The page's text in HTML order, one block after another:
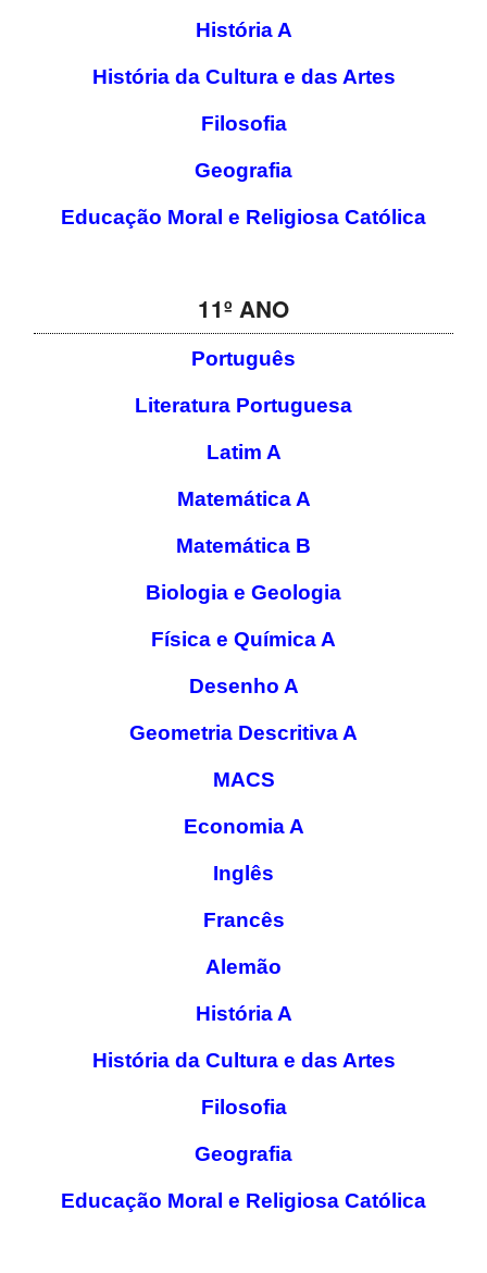
História A
História da Cultura e das Artes
Filosofia
Geografia
Educação Moral e Religiosa Católica
11º ANO
Português
Literatura Portuguesa
Latim A
Matemática A
Matemática B
Biologia e Geologia
Física e Química A
Desenho A
Geometria Descritiva A
MACS
Economia A
Inglês
Francês
Alemão
História A
História da Cultura e das Artes
Filosofia
Geografia
Educação Moral e Religiosa Católica